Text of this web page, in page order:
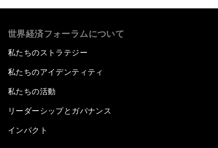
世界経済フォーラムについて
私たちのストラテジー
私たちのアイデンティティ
私たちの活動
リーダーシップとガバナンス
インパクト